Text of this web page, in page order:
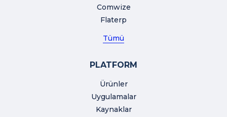
Comwize
Flaterp
Tümü
PLATFORM
Ürünler
Uygulamalar
Kaynaklar